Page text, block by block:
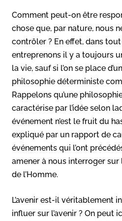
Comment peut-on être
chose que, par nature, nous
contrôler ? En effet, dans
entreprenons il y a toujours
la vie, sauf si l’on se place
philosophie déterministe
Rappelons qu’une
caractérise par l’idée selon
événement n’est le fruit du
expliqué par un rapport de
événements qui l’ont
amener à nous interroger
de l’Homme.
L’avenir est-il véritablement
influer sur l’avenir ? On peut